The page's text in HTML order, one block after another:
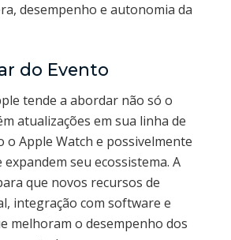
desempenho e autonomia da
do Evento
tende a abordar não só o
atualizações em sua linha de
o Apple Watch e possivelmente
seu ecossistema. A
que novos recursos de
integração com software e
melhoram o desempenho dos